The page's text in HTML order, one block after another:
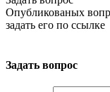
Опубликованых
задать его по ссылке
Задать вопрос